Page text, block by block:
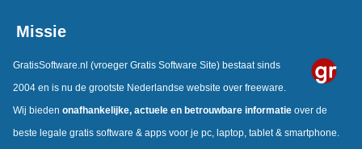
Missie
GratisSoftware.nl (vroeger Gratis Software Site) bestaat sinds
2004 en is nu de grootste Nederlandse website over freeware.
Wij bieden onafhankelijke, actuele en betrouwbare informatieover de
beste legale gratis software & apps voor je pc, laptop, tablet & smartphone.